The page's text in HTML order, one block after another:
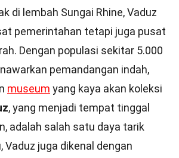
di lembah Sungai Rhine, Vaduz
pemerintahan tetapi juga pusat
Dengan populasi sekitar 5.000
pemandangan indah,
museum yang kaya akan koleksi
, yang menjadi tempat tinggal
adalah salah satu daya tarik
Vaduz juga dikenal dengan